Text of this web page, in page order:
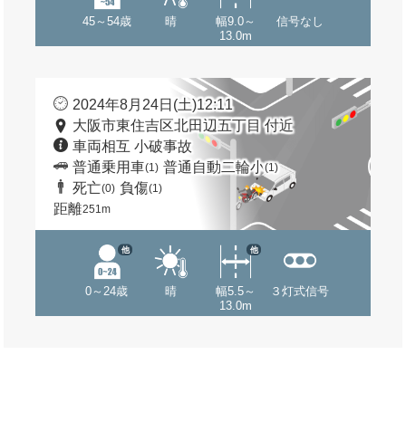
45～54歳 晴
幅9.0～
13.0m
信号なし
2024年8月24日(土)12:11
大阪市東住吉区北田辺五丁目 付近
車両相互 小破事故
普通乗用車(1) 普通自動二輪小(1)
死亡(0) 負傷(1)
距離251m
0～24歳
他
晴
幅5.5～
13.0m
他
３灯式信号